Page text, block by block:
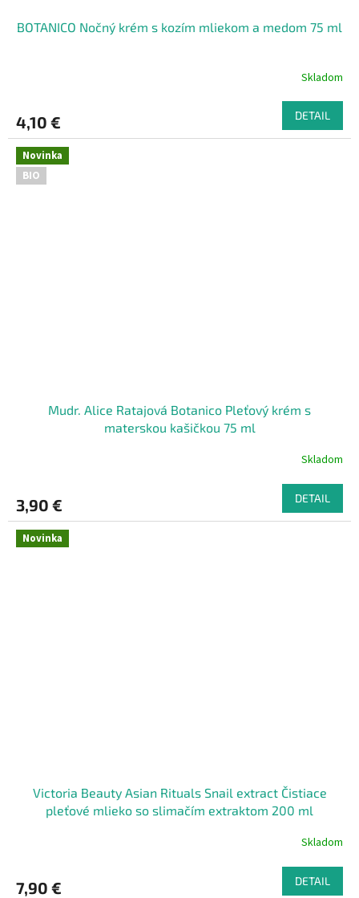
BOTANICO Nočný krém s kozím mliekom a medom 75 ml
Skladom
4,10 € DETAIL
Novinka
BIO
Mudr. Alice Ratajová Botanico Pleťový krém s
materskou kašičkou 75 ml
Skladom
3,90 € DETAIL
Novinka
Victoria Beauty Asian Rituals Snail extract Čistiace
pleťové mlieko so slimačím extraktom 200 ml
Skladom
7,90 € DETAIL